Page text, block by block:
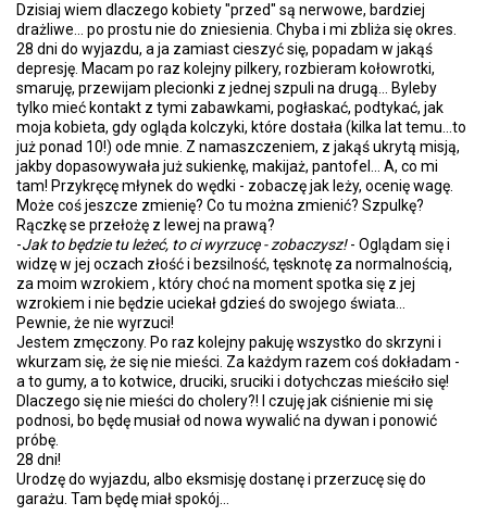
Dzisiaj wiem dlaczego kobiety "przed" są nerwowe, bardziej
drażliwe... po prostu nie do zniesienia. Chyba i mi zbliża się okres.
28 dni do wyjazdu, a ja zamiast cieszyć się, popadam w jakąś
depresję. Macam po raz kolejny pilkery, rozbieram kołowrotki,
smaruję, przewijam plecionki z jednej szpuli na drugą... Byleby
tylko mieć kontakt z tymi zabawkami, pogłaskać, podtykać, jak
moja kobieta, gdy ogląda kolczyki, które dostała (kilka lat temu...to
już ponad 10!) ode mnie. Z namaszczeniem, z jakąś ukrytą misją,
jakby dopasowywała już sukienkę, makijaż, pantofel... A, co mi
tam! Przykręcę młynek do wędki - zobaczę jak leży, ocenię wagę.
Może coś jeszcze zmienię? Co tu można zmienić? Szpulkę?
Rączkę se przełożę z lewej na prawą?
-Jak to będzie tu leżeć, to ci wyrzucę - zobaczysz!- Oglądam się i
widzę w jej oczach złość i bezsilność, tęsknotę za normalnością,
za moim wzrokiem , który choć na moment spotka się z jej
wzrokiem i nie będzie uciekał gdzieś do swojego świata...
Pewnie, że nie wyrzuci!
Jestem zmęczony. Po raz kolejny pakuję wszystko do skrzyni i
wkurzam się, że się nie mieści. Za każdym razem coś dokładam -
a to gumy, a to kotwice, druciki, sruciki i dotychczas mieściło się!
Dlaczego się nie mieści do cholery?! I czuję jak ciśnienie mi się
podnosi, bo będę musiał od nowa wywalić na dywan i ponowić
próbę.
28 dni!
Urodzę do wyjazdu, albo eksmisję dostanę i przerzucę się do
garażu. Tam będę miał spokój...